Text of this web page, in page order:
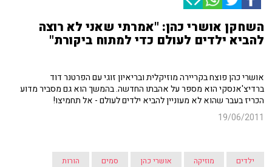
השחקן אושרי כהן: "אמרתי שאני לא רוצה
להביא ילדים לעולם כדי למתוח ביקורת"
אושרי כהן פוצח בקריירה מוזיקלית ובריאיון זוגי עם הפרטנר דוד
ברדיצ'אנסקי הוא מספר על אהבתו החדשה. בהמשך הוא גם מסביר מדוע
הכריז בעבר שהוא לא מעוניין להביא ילדים לעולם - אל תחמיצו!
19/06/2011
ילדים מוזיקה אושרי כהן סמים הורות